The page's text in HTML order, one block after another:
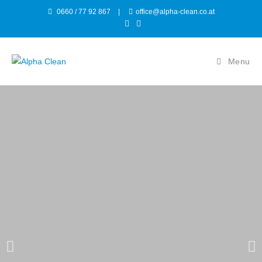
0660 / 77 92 867 office@alpha-clean.co.at
Menu